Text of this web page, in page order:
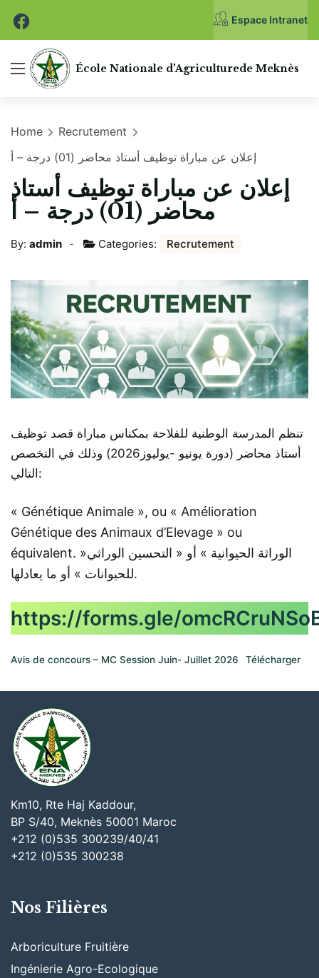
Espace Intranet
École Nationale d'Agriculturede Meknès
Home
Recrutement
إعلان عن مباراة توظيف أستاذ محاضر (01) درجة – أ
إعلان عن مباراة توظيف أستاذ
محاضر (01) درجة – أ
By: admin Categories: Recrutement
تنظم المدرسة الوطنية للفلاحة بمكناس مباراة قصد توظيف
أستاذ محاضر (دورة يونيو -يوليوز2026) وذلك في التخصص
التالي:
« Génétique Animale », ou « Amélioration
Génétique des Animaux d’Elevage » ou
équivalent. »الوراثة الحيوانية » أو « التحسين الوراثي
للحيوانات » أو ما يعادلها.
https://forms.gle/
Avis de concours – MC Session Juin- Juillet 2026 Télécharger
Km10, Rte Haj Kaddour,
BP S/40, Meknès 50001 Maroc
+212 (0)535 300239/40/41
+212 (0)535 300238
Nos Filières
Arboriculture Fruitière
Ingénierie Agro-Ecologique